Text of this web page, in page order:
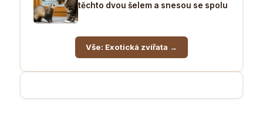
těchto dvou šelem a snesou se spolu
Vše: Exotická zvířata →